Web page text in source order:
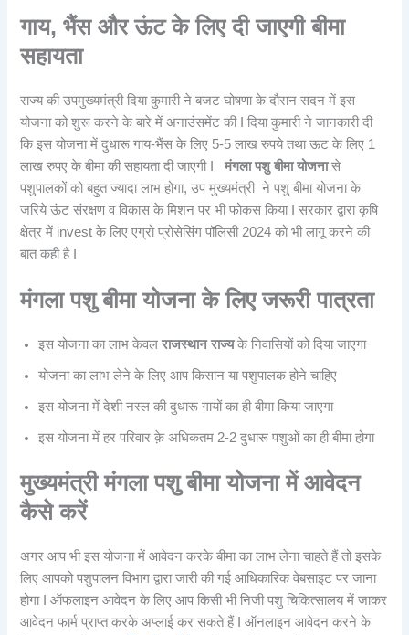
गाय, भैंस और ऊंट के लिए दी जाएगी बीमा
सहायता
राज्य की उपमुख्यमंत्री दिया कुमारी ने बजट घोषणा के दौरान सदन में इस
योजना को शुरू करने के बारे में अनाउंसमेंट की I दिया कुमारी ने जानकारी दी
कि इस योजना में दुधारू गाय-भैंस के लिए 5-5 लाख रुपये तथा ऊट के लिए 1
लाख रुपए के बीमा की सहायता दी जाएगी Iमंगला पशु बीमा योजनासे
पशुपालकों को बहुत ज्यादा लाभ होगा, उप मुख्यमंत्री ने पशु बीमा योजना के
जरिये ऊंट संरक्षण व विकास के मिशन पर भी फोकस किया I सरकार द्वारा कृषि
क्षेत्र में invest के लिए एग्रो प्रोसेसिंग पॉलिसी 2024 को भी लागू करने की
बात कही है I
मंगला पशु बीमा योजना के लिए जरूरी पात्रता
इस योजना का लाभ केवलराजस्थान राज्यके निवासियों को दिया जाएगा
योजना का लाभ लेने के लिए आप किसान या पशुपालक होने चाहिए
इस योजना में देशी नस्ल की दुधारू गायों का ही बीमा किया जाएगा
इस योजना में हर परिवार क़े अधिकतम 2-2 दुधारू पशुओं का ही बीमा होगा
मुख्यमंत्री मंगला पशु बीमा योजनामें आवेदन
कैसे करें
अगर आप भी इस योजना में आवेदन करके बीमा का लाभ लेना चाहते हैं तो इसके
लिए आपको पशुपालन विभाग द्वारा जारी की गई आधिकारिक वेबसाइट पर जाना
होगा I ऑफलाइन आवेदन के लिए आप किसी भी निजी पशु चिकित्सालय में जाकर
आवेदन फार्म प्राप्त करके अप्लाई कर सकते हैं I ऑनलाइन आवेदन करने के